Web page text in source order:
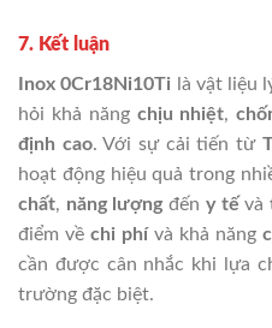
7. Kết luận
Inox 0Cr18Ni10Ti là vật liệu
hỏi khả năng chịu nhiệt,
định cao. Với sự cải tiến từ
hoạt động hiệu quả trong
chất, năng lượngđến y tếvà
điểm về chi phívà khả năng
cần được cân nhắc khi lựa
trường đặc biệt.